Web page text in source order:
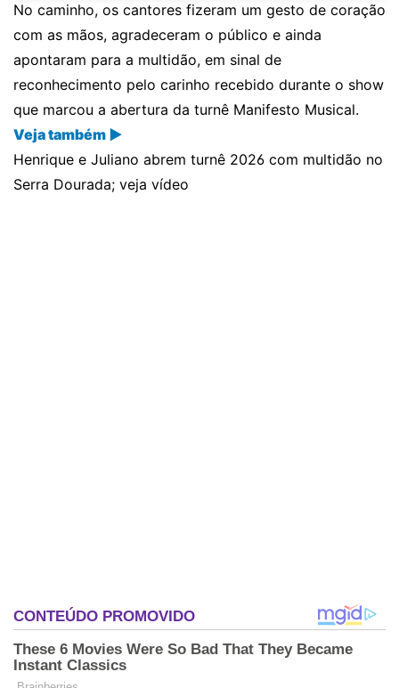
No caminho, os cantores fizeram um gesto de coração
com as mãos, agradeceram o público e ainda
apontaram para a multidão, em sinal de
reconhecimento pelo carinho recebido durante o show
que marcou a abertura da turnê Manifesto Musical.
Veja também ▶
Henrique e Juliano abrem turnê 2026 com multidão no
Serra Dourada; veja vídeo